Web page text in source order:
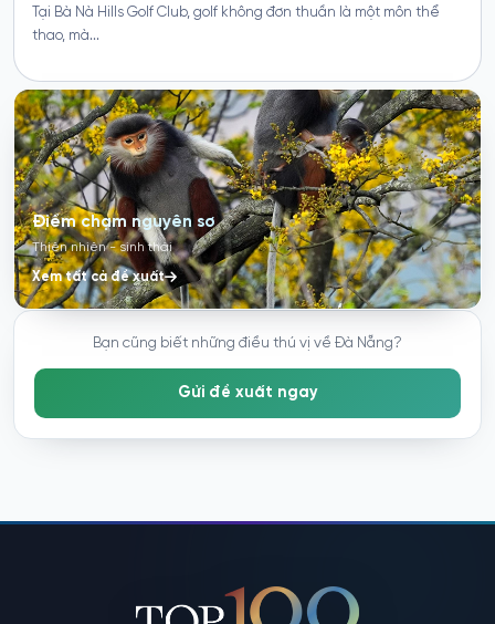
Điểm chạm nguyên sơ
Thiên nhiên - sinh thái
Xem tất cả đề xuất
Bạn cũng biết những điều thú vị về Đà Nẵng?
Gửi đề xuất ngay